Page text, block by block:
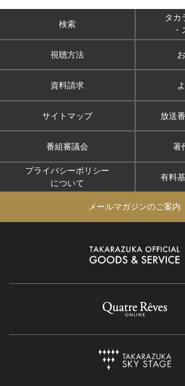
検索
タカ
視聴方法
資料請求
サイトマップ 放送
番組審議会 著
プライバシーポリシー
について
有料
メールマガジンのご案内